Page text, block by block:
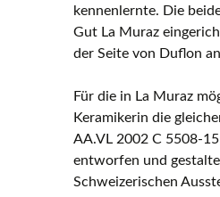
kennenlernte. Die
Gut La Muraz
der Seite von Duflon
Für die in La Muraz
Keramikerin die
AA.VL 2002 C 5508-
entworfen und
Schweizerischen